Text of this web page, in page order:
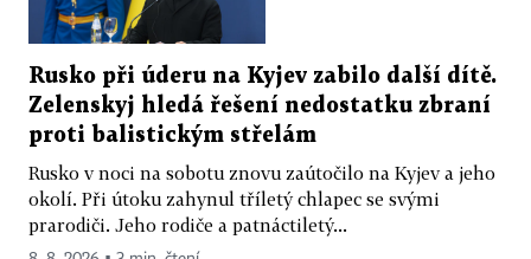
Rusko při úderu na Kyjev zabilo další dítě.
Zelenskyj hledá řešení nedostatku zbraní
proti balistickým střelám
Rusko v noci na sobotu znovu zaútočilo na Kyjev a jeho
okolí. Při útoku zahynul tříletý chlapec se svými
prarodiči. Jeho rodiče a patnáctiletý...